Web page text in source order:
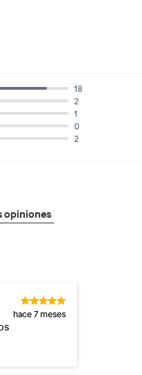
2
0
1
2
18
opiniones
hace 7 meses